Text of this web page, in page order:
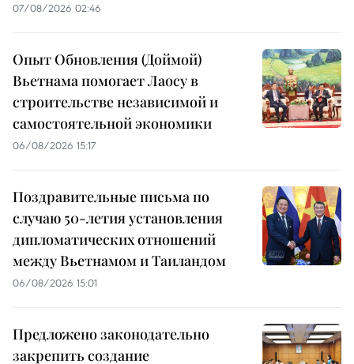
07/08/2026 02:46
Опыт Обновления (Доймой)
Вьетнама помогает Лаосу в
строительстве независимой и
самостоятельной экономики
06/08/2026 15:17
Поздравительные письма по
случаю 50-летия установления
дипломатических отношений
между Вьетнамом и Таиландом
06/08/2026 15:01
Предложено законодательно
закрепить создание